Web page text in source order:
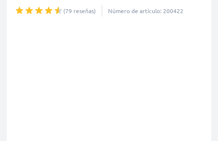
(79 reseñas) Número de artículo: 200422